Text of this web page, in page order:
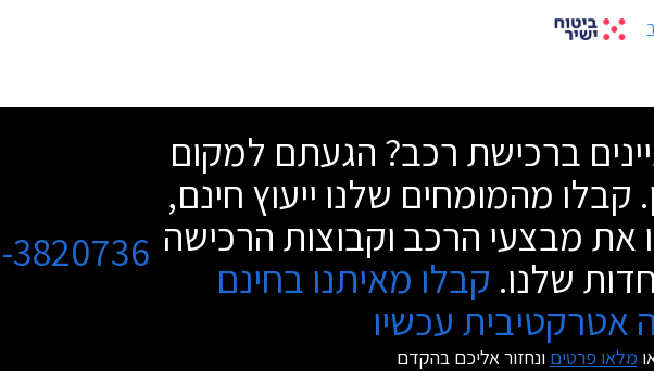
ברכישת רכב? הגעתם למקום
קבלו מהמומחים שלנו ייעוץ חינם,
את מבצעי הרכב וקבוצות הרכישה
שלנו. קבלו מאיתנו בחינם
אטרקטיבית עכשיו
מלאו פרטים ונחזור אליכם בהקדם
3820736